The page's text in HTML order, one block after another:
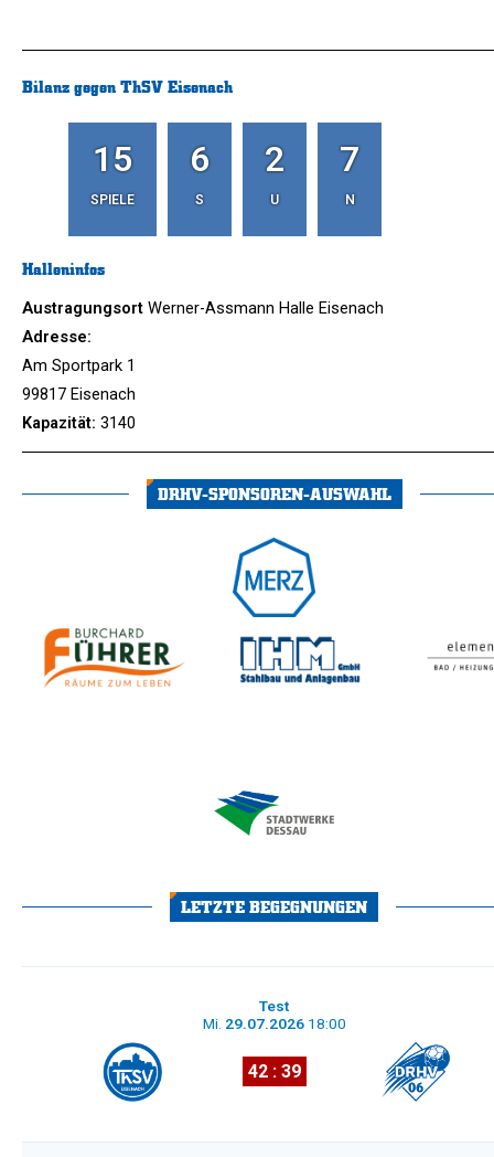
Bilanz gegen ThSV Eisenach
15
SPIELE
6
S
2
U
7
N
Halleninfos
Austragungsort Werner-Assmann Halle Eisenach
Adresse:
Am Sportpark 1
99817 Eisenach
Kapazität: 3140
DRHV-SPONSOREN-AUSWAHL
LETZTE BEGEGNUNGEN
Mi. 29.07.2026 18:00
42 : 39
Test